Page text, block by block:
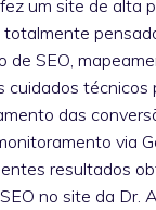
um site de alta
de SEO,
cuidados técnicos
das
via
resultados
no site da Dr.